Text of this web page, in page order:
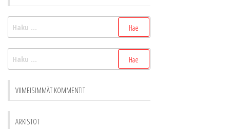
VIIMEISIMMÄT KOMMENTIT
ARKISTOT